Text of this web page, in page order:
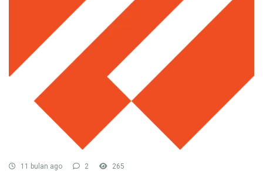
11 bulan ago 2 265